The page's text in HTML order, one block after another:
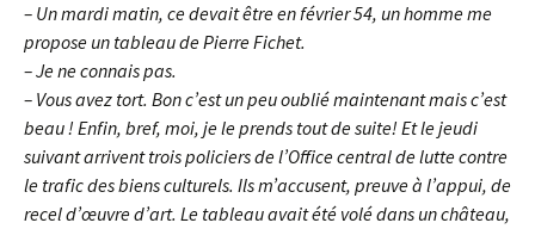
– Un mardi matin, ce devait être en février 54, un homme me
propose un tableau de Pierre Fichet.
– Je ne connais pas.
– Vous avez tort. Bon c’est un peu oublié maintenant mais c’est
beau ! Enfin, bref, moi, je le prends tout de suite! Et le jeudi
suivant arrivent trois policiers de l’Office central de lutte contre
le trafic des biens culturels. Ils m’accusent, preuve à l’appui, de
recel d’œuvre d’art. Le tableau avait été volé dans un château,